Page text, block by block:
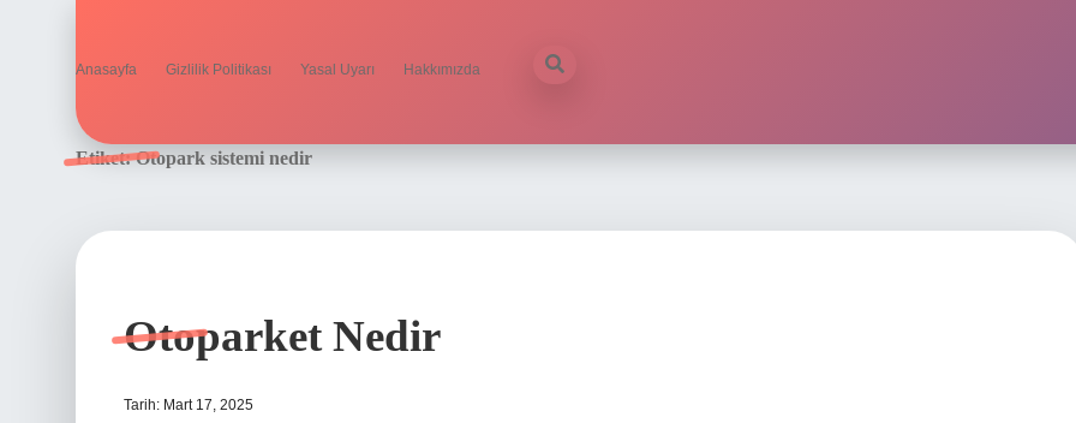
Anasayfa Gizlilik Politikası Yasal Uyarı Hakkımızda
Etiket:Otopark sistemi nedir
Otoparket Nedir
Tarih: Mart 17, 2025